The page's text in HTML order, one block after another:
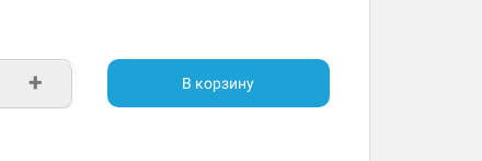
+ В корзину